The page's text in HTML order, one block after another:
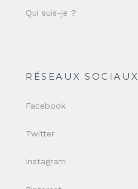
Qui suis-je ?
RÉSEAUX SOCIAUX
Facebook
Twitter
Instagram